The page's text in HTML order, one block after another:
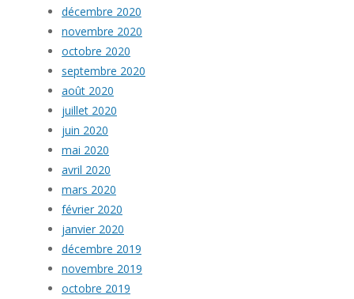
décembre 2020
novembre 2020
octobre 2020
septembre 2020
août 2020
juillet 2020
juin 2020
mai 2020
avril 2020
mars 2020
février 2020
janvier 2020
décembre 2019
novembre 2019
octobre 2019